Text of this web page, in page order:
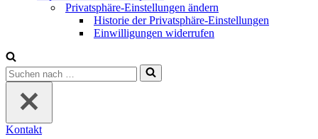
Privatsphäre-Einstellungen ändern
Historie der Privatsphäre-Einstellungen
Einwilligungen widerrufen
Suchen
nach …
Kontakt